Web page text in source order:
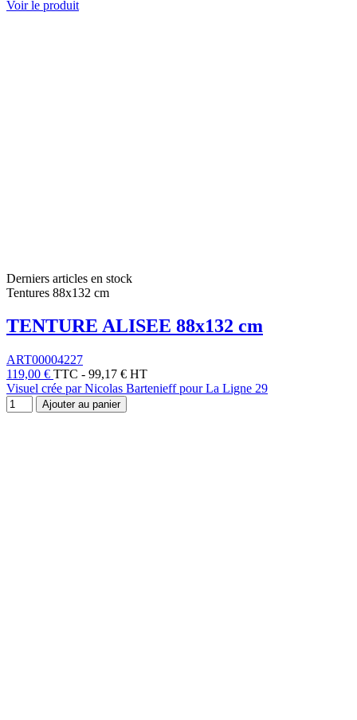
Voir le produit
Derniers articles en stock
Tentures 88x132 cm
TENTURE ALISEE 88x132 cm
ART00004227
119,00 € TTC - 99,17 € HT
Visuel crée par Nicolas Bartenieff pour La Ligne 29
Ajouter au panier